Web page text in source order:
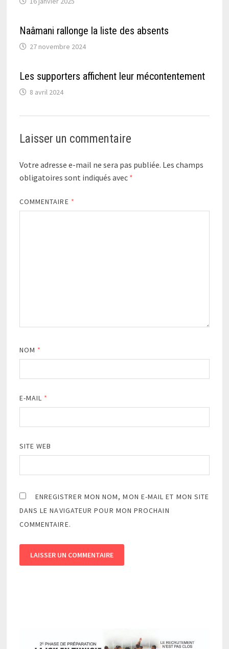
Naâmani rallonge la liste des absents
27 novembre 2024
Les supporters affichent leur mécontentement
8 avril 2024
Laisser un commentaire
Votre adresse e-mail ne sera pas publiée. Les champs
obligatoires sont indiqués avec *
COMMENTAIRE *
NOM *
E-MAIL *
SITE WEB
ENREGISTRER MON NOM, MON E-MAIL ET MON SITE
DANS LE NAVIGATEUR POUR MON PROCHAIN
COMMENTAIRE.